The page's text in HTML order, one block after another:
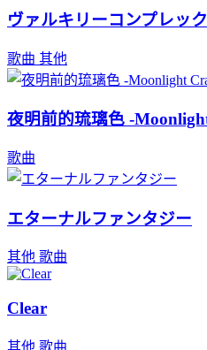
ヴァルキリーコンプレッ
歌曲 其他
夜明前的琉璃色 -
歌曲
エターナルファンタジー
其他 歌曲
Clear
其他 歌曲